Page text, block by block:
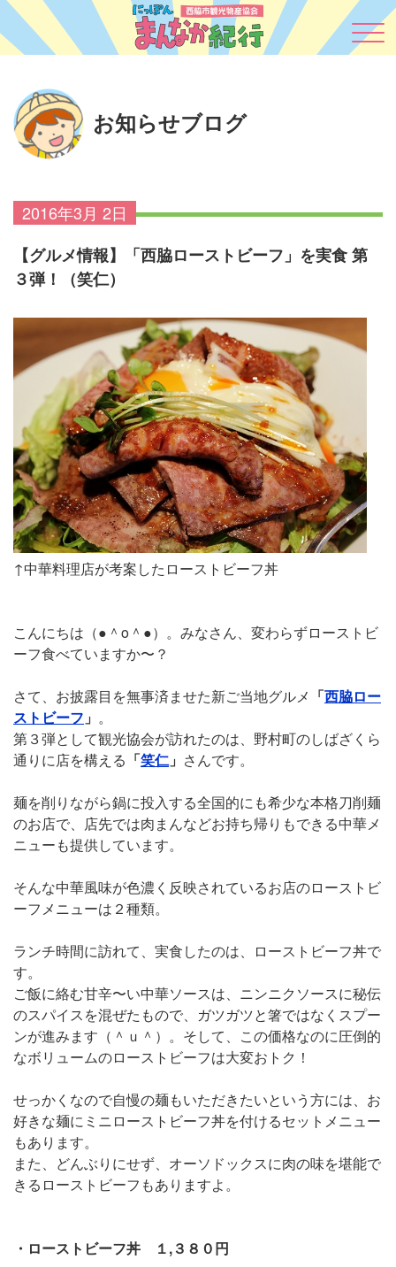
お知らせブログ
【グルメ情報】「西脇ローストビーフ」を実食 第
３弾！（笑仁）
2016年3月 2日
↑中華料理店が考案したローストビーフ丼
こんにちは（●＾o＾●）。みなさん、変わらずローストビ
ーフ食べていますか〜？
さて、お披露目を無事済ませた新ご当地グルメ 「西脇ロー
ストビーフ 」 。
第３弾として観光協会が訪れたのは、野村町のしばざくら
通りに店を構える 「笑仁」 さんです。
麺を削りながら鍋に投入する全国的にも希少な本格刀削麺
のお店で、店先では肉まんなどお持ち帰りもできる中華メ
ニューも提供しています。
そんな中華風味が色濃く反映されているお店のローストビ
ーフメニューは２種類。
ランチ時間に訪れて、実食したのは、ローストビーフ丼で
す。
ご飯に絡む甘辛〜い中華ソースは、ニンニクソースに秘伝
のスパイスを混ぜたもので、ガツガツと箸ではなくスプー
ンが進みます（＾ｕ＾）。そして、この価格なのに圧倒的
なボリュームのローストビーフは大変おトク！
せっかくなので自慢の麺もいただきたいという方には、お
好きな麺にミニローストビーフ丼を付けるセットメニュー
もあります。
また、どんぶりにせず、オーソドックスに肉の味を堪能で
きるローストビーフもありますよ。
・ローストビーフ丼 １,３８０円